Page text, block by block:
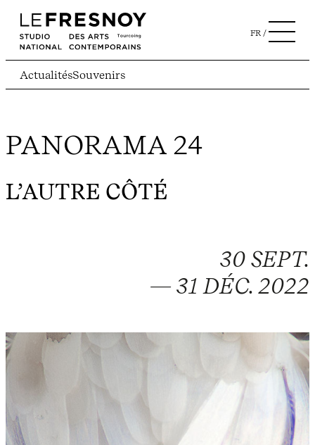
FR
ActualitésSouvenirs
PANORAMA 24
L’AUTRE CÔTÉ
30 SEPT.
— 31 DÉC. 2022